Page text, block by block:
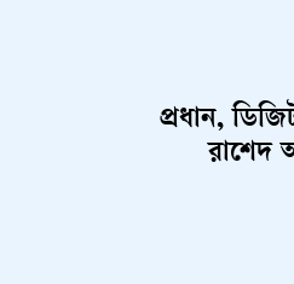
প্রধান,
রাশেদ